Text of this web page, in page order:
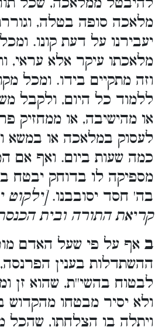
מלאכה סופה בטלה, וגוררת
יעבירנו על דעת קונו.
מלאכתו עיקר אלא עראי,
וזה מתקיים בידו. ומכל
ללמוד כל היום, ולקבל
או מהישיבה, או ממחזיק
לעסוק במלאכה או במשא
כמה שעות ביום. ואף אם
מספיקה לו בדוחק יבטח
בה' חסד יסובבנו.[ילקוט
קריאת התורה ובית
ב אף על פי שעל האדם
ההשתדלות בענין
לבטוח בהשי''ת, שהוא זן
ולא יסיר מבטחו מהקדוש
ויתלה בו הצלחתו, שהכל